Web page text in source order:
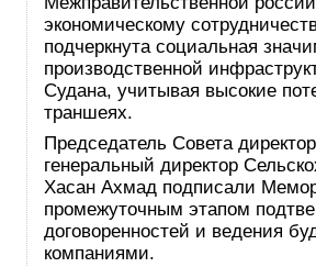
экономическому
подчеркнута социальная
производственной
Судана, учитывая высокие
траншеях.
Председатель Совета
генеральный директор
Хасан Ахмад подписали
промежуточным этапом
договоренностей и ведения
компаниями.